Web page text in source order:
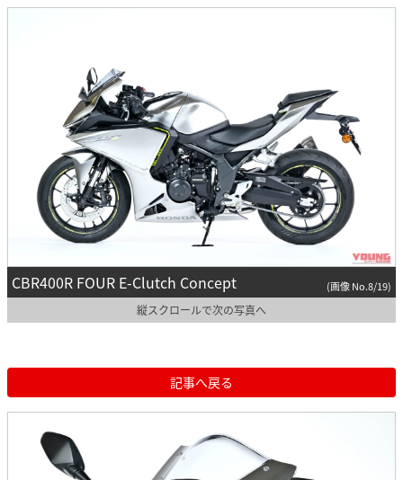
CBR400R FOUR E-Clutch Concept (画像 No.8/19)
縦スクロールで次の写真へ
記事へ戻る